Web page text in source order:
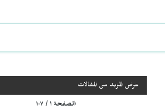
عرض المزيد من المقالات
الصفحة ١ / ١٠٧